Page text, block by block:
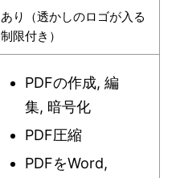
あり（透かしのロゴが入る
制限付き）
PDFの作成, 編
集, 暗号化
PDF圧縮
PDFをWord,